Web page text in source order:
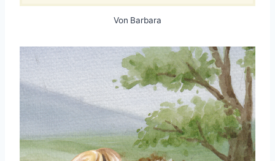
Von Barbara